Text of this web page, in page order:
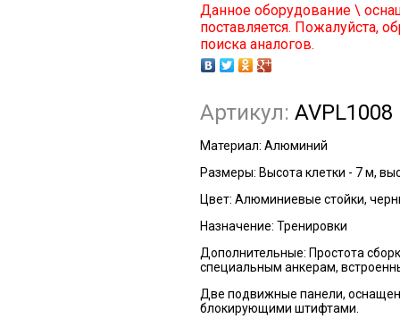
Данное оборудование \
поставляется. Пожалуйста,
поиска аналогов.
Артикул: AVPL1008
Материал: Алюминий
Размеры: Высота клетки - 7 м,
Цвет: Алюминиевые стойки,
Назначение: Тренировки
Дополнительные: Простота
специальным анкерам,
Две подвижные панели,
блокирующими штифтами.